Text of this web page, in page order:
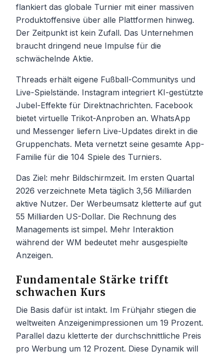
flankiert das globale Turnier mit einer massiven
Produktoffensive über alle Plattformen hinweg.
Der Zeitpunkt ist kein Zufall. Das Unternehmen
braucht dringend neue Impulse für die
schwächelnde Aktie.
Threads erhält eigene Fußball-Communitys und
Live-Spielstände. Instagram integriert KI-gestützte
Jubel-Effekte für Direktnachrichten. Facebook
bietet virtuelle Trikot-Anproben an. WhatsApp
und Messenger liefern Live-Updates direkt in die
Gruppenchats. Meta vernetzt seine gesamte App-
Familie für die 104 Spiele des Turniers.
Das Ziel: mehr Bildschirmzeit. Im ersten Quartal
2026 verzeichnete Meta täglich 3,56 Milliarden
aktive Nutzer. Der Werbeumsatz kletterte auf gut
55 Milliarden US-Dollar. Die Rechnung des
Managements ist simpel. Mehr Interaktion
während der WM bedeutet mehr ausgespielte
Anzeigen.
Fundamentale Stärke trifft
schwachen Kurs
Die Basis dafür ist intakt. Im Frühjahr stiegen die
weltweiten Anzeigenimpressionen um 19 Prozent.
Parallel dazu kletterte der durchschnittliche Preis
pro Werbung um 12 Prozent. Diese Dynamik will